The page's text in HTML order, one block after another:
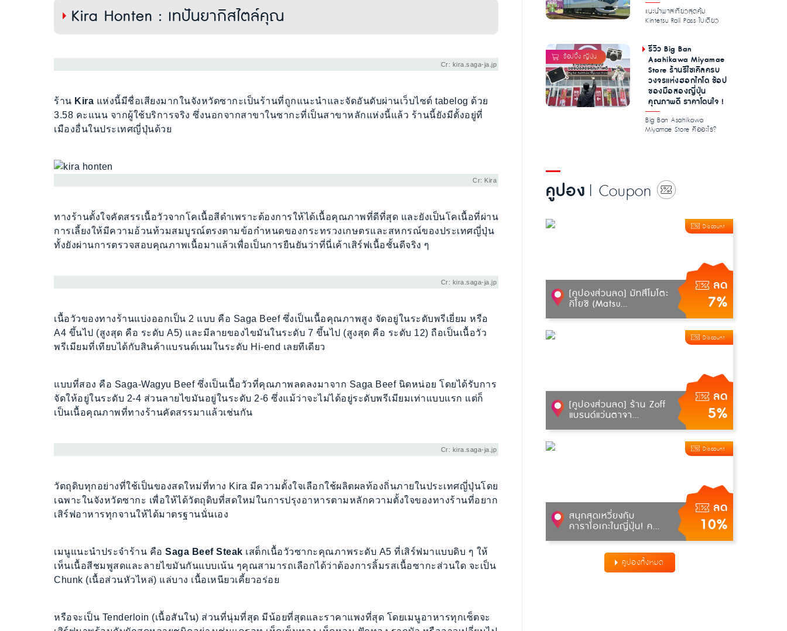
Kira Honten : เทปันยากิสไตล์คุณ
Cr: kira.saga-ja.jp
ร้าน Kira แห่งนี้มีชื่อเสียงมากในจังหวัดซากะเป็นร้านที่ถูกแนะนำและจัดอันดับผ่านเว็บไซต์ tabelog ด้วย
3.58 คะแนน จากผู้ใช้บริการจริง ซึ่งนอกจากสาขาในซากะที่เป็นสาขาหลักแห่งนี้แล้ว ร้านนี้ยังมีตั้งอยู่ที่
เมืองอื่นในประเทศญี่ปุ่นด้วย
Cr: Kira
ทางร้านตั้งใจคัดสรรเนื้อวัวจากโคเนื้อสีดำเพราะต้องการให้ได้เนื้อคุณภาพที่ดีที่สุด และยังเป็นโคเนื้อที่ผ่าน
การเลี้ยงให้มีความอ้วนท้วมสมบูรณ์ตรงตามข้อกำหนดของกระทรวงเกษตรและสหกรณ์ของประเทศญี่ปุ่น
ทั้งยังผ่านการตรวจสอบคุณภาพเนื้อมาแล้วเพื่อเป็นการยืนยันว่าที่นี่เค้าเสิร์ฟเนื้อชั้นดีจริง ๆ
Cr: kira.saga-ja.jp
เนื้อวัวของทางร้านแบ่งออกเป็น 2 แบบ คือ Saga Beef ซึ่งเป็นเนื้อคุณภาพสูง จัดอยู่ในระดับพรีเยี่ยม หรือ
A4 ขึ้นไป (สูงสุด คือ ระดับ A5) และมีลายของไขมันในระดับ 7 ขึ้นไป (สูงสุด คือ ระดับ 12) ถือเป็นเนื้อวัว
พรีเมียมที่เทียบได้กับสินค้าแบรนด์เนมในระดับ Hi-end เลยทีเดียว
แบบที่สอง คือ Saga-Wagyu Beef ซึ่งเป็นเนื้อวัวที่คุณภาพลดลงมาจาก Saga Beef นิดหน่อย โดยได้รับการ
จัดให้อยู่ในระดับ 2-4 ส่วนลายไขมันอยู่ในระดับ 2-6 ซึ่งแม้ว่าจะไม่ได้อยู่ระดับพรีเมียมเท่าแบบแรก แต่ก็
เป็นเนื้อคุณภาพที่ทางร้านคัดสรรมาแล้วเช่นกัน
Cr: kira.saga-ja.jp
วัตถุดิบทุกอย่างที่ใช้เป็นของสดใหม่ที่ทาง Kira มีความตั้งใจเลือกใช้ผลิตผลท้องถิ่นภายในประเทศญี่ปุ่นโดย
เฉพาะในจังหวัดซากะ เพื่อให้ได้วัตถุดิบที่สดใหม่ในการปรุงอาหารตามหลักความตั้งใจของทางร้านที่อยาก
เสิร์ฟอาหารทุกจานให้ได้มาตรฐานนั่นเอง
เมนูแนะนำประจำร้าน คือ Saga Beef Steak เสต็กเนื้อวัวซากะคุณภาพระดับ A5 ที่เสิร์ฟมาแบบดิบ ๆ ให้
เห็นเนื้อสีชมพูสดและลายไขมันกันแบบเน้น ๆคุณสามารถเลือกได้ว่าต้องการลิ้มรสเนื้อซากะส่วนใด จะเป็น
Chunk (เนื้อส่วนหัวไหล่) แล่บาง เนื้อเหนียวเคี้ยวอร่อย
หรือจะเป็น Tenderloin (เนื้อสันใน) ส่วนที่นุ่มที่สุด มีน้อยที่สุดและราคาแพงที่สุด โดยเมนูอาหารทุกเซ็ตจะ
แนะนำพาสเที่ยวสุดคุ้ม
Kintetsu Rail Pass ใบเดียว
รีวิว Big Ban
Asahikawa Miyamae
Store ร้านรีไซเคิลครบ
วงจรแห่งฮอกไกโด ช้อป
ของมือสองญี่ปุ่น
คุณภาพดี ราคาโดนใจ !
Big Ban Asahikawa
Miyamae Store คืออะไร?
คูปอง | Coupon
ลด
7%
Discount
[คูปองส่วนลด] มัทสึโมโตะ
คิโยชิ (Matsu...
ลด
5%
Discount
[คูปองส่วนลด] ร้าน Zoff
แบรนด์แว่นตาจา...
ลด
10%
Discount
สนุกสุดเหวี่ยงกับ
คาราโอเกะในญี่ปุ่น! ค...
คูปองทั้งหมด